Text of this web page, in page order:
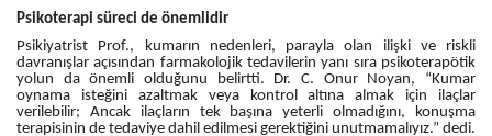
Psikoterapi süreci de önemlidir
Psikiyatrist Prof., kumarın nedenleri, parayla olan ilişki ve riskli
davranışlar açısından farmakolojik tedavilerin yanı sıra psikoterapötik
yolun da önemli olduğunu belirtti. Dr. C. Onur Noyan, “Kumar
oynama isteğini azaltmak veya kontrol altına almak için ilaçlar
verilebilir; Ancak ilaçların tek başına yeterli olmadığını, konuşma
terapisinin de tedaviye dahil edilmesi gerektiğini unutmamalıyız.” dedi.